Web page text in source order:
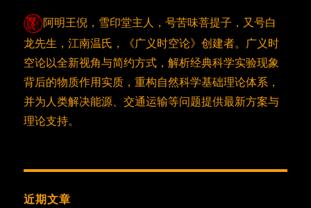
阿明王倪，雪印堂主人，号苦味菩提子，又号白
龙先生，江南温氏，《广义时空论》创建者。广义时
空论以全新视角与简约方式，解析经典科学实验现象
背后的物质作用实质，重构自然科学基础理论体系，
并为人类解决能源、交通运输等问题提供最新方案与
理论支持。
近期文章